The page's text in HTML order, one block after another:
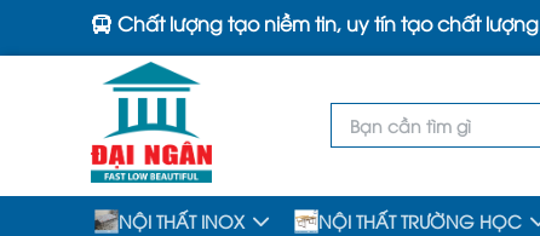
Chất lượng tạo niềm tin, uy tín tạo chất lượng
NỘI THẤT INOX NỘI THẤT TRƯỜNG HỌC